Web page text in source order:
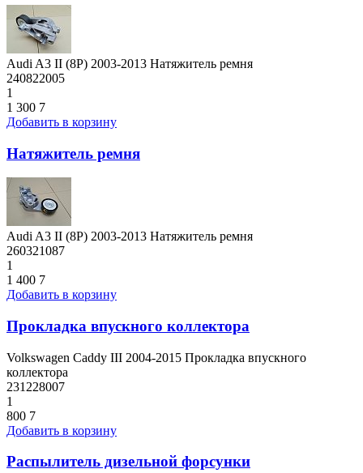
Audi A3 II (8P) 2003-2013 Натяжитель ремня
240822005
1
1 300 7
Добавить в корзину
Натяжитель ремня
Audi A3 II (8P) 2003-2013 Натяжитель ремня
260321087
1
1 400 7
Добавить в корзину
Прокладка впускного коллектора
Volkswagen Caddy III 2004-2015 Прокладка впускного
коллектора
231228007
1
800 7
Добавить в корзину
Распылитель дизельной форсунки